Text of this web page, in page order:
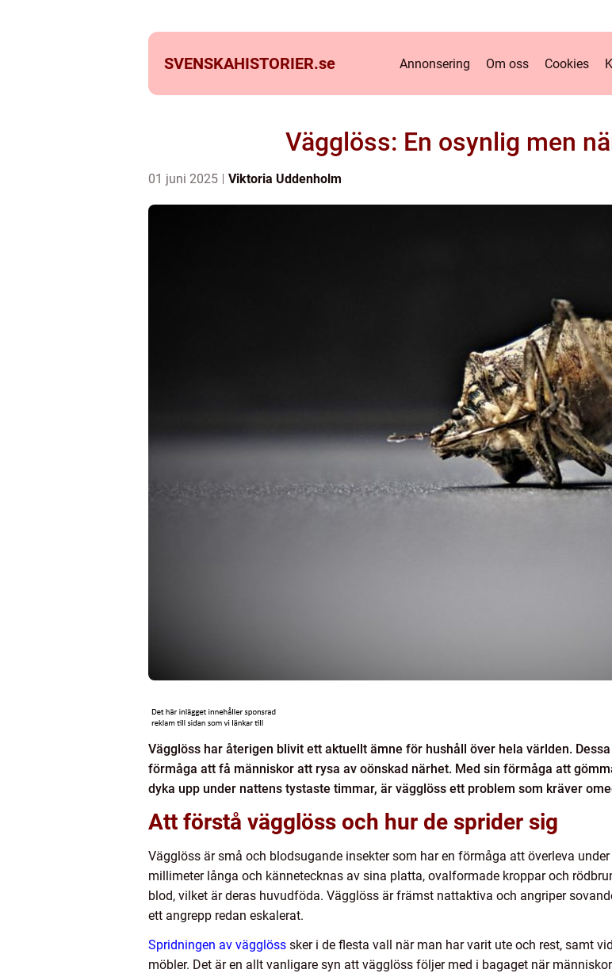
SVENSKAHISTORIER.se Annonsering Om oss Cookies
Vägglöss: En osynlig men
01 juni 2025 Viktoria Uddenholm
Vägglöss har återigen blivit ett aktuellt ämne för hushåll över hela världen.
förmåga att få människor att rysa av oönskad närhet. Med sin förmåga att
dyka upp under nattens tystaste timmar, är vägglöss ett problem som kräver
Att förstå vägglöss och hur de sprider sig
Vägglöss är små och blodsugande insekter som har en förmåga att överleva
millimeter långa och kännetecknas av sina platta, ovalformade kroppar och
blod, vilket är deras huvudföda. Vägglöss är främst nattaktiva och angriper
ett angrepp redan eskalerat.
Spridningen av vägglöss sker i de flesta vall när man har varit ute och rest, samt
möbler. Det är en allt vanligare syn att vägglöss följer med i bagaget när